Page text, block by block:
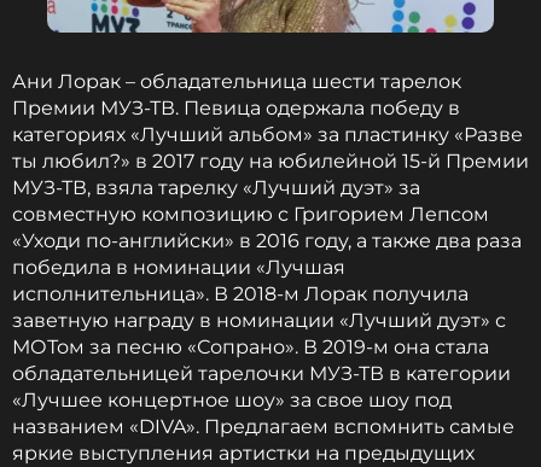
Ани Лорак – обладательница шести тарелок
Премии МУЗ-ТВ. Певица одержала победу в
категориях «Лучший альбом» за пластинку «Разве
ты любил?» в 2017 году на юбилейной 15-й Премии
МУЗ-ТВ, взяла тарелку «Лучший дуэт» за
совместную композицию с Григорием Лепсом
«Уходи по-английски» в 2016 году, а также два раза
победила в номинации «Лучшая
исполнительница». В 2018-м Лорак получила
заветную награду в номинации «Лучший дуэт» с
МОТом за песню «Сопрано». В 2019-м она стала
обладательницей тарелочки МУЗ-ТВ в категории
«Лучшее концертное шоу» за свое шоу под
названием «DIVA». Предлагаем вспомнить самые
яркие выступления артистки на предыдущих